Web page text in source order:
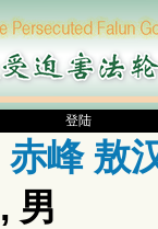
登陆
赤峰 敖
, 男